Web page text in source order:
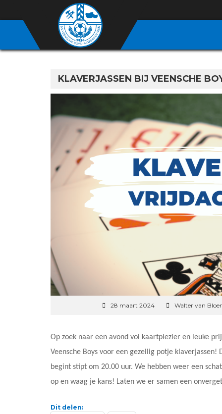
KLAVERJASSEN BIJ VEENSCHE
28 maart 2024 Walter van
Op zoek naar een avond vol kaartplezier en leuke
Veensche Boys voor een gezellig potje
begint stipt om 20.00 uur. We hebben weer een
op en waag je kans! Laten we er samen een
Dit delen: